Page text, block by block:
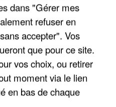
dans "Gérer mes
refuser en
accepter". Vos
que pour ce site.
vos choix, ou retirer
moment via le lien
en bas de chaque